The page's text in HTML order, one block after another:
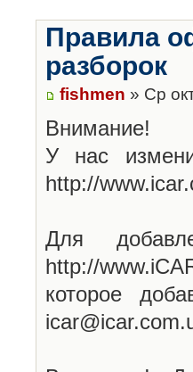
Правила
разборок
fishmen » Ср
Внимание!
У нас
http://
Для
http://
которое